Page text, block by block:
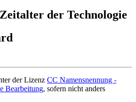
der Technologie
der Lizenz CC Namensnennung -
Bearbeitung, sofern nicht anders